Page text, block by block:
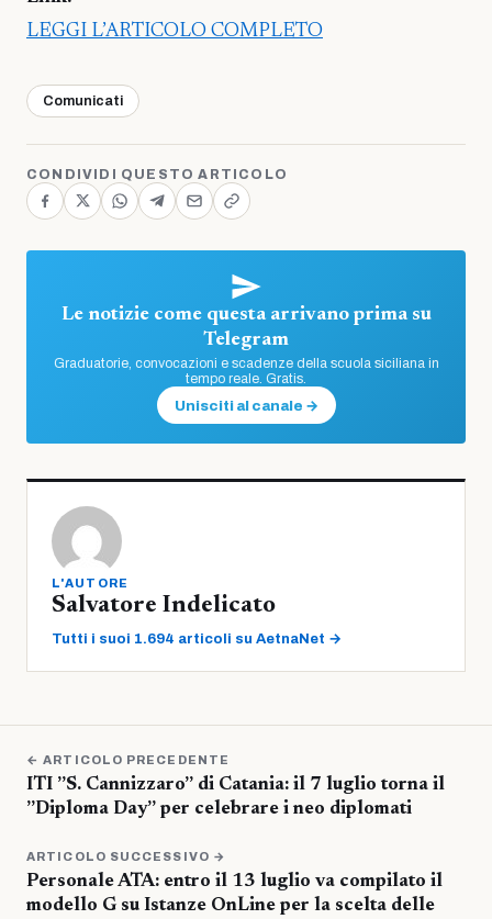
LEGGI L’ARTICOLO COMPLETO
Comunicati
CONDIVIDI QUESTO ARTICOLO
Le notizie come questa arrivano prima su
Telegram
Graduatorie, convocazioni e scadenze della scuola siciliana in
tempo reale. Gratis.
Unisciti al canale →
L'AUTORE
Salvatore Indelicato
Tutti i suoi 1.694 articoli su AetnaNet →
← ARTICOLO PRECEDENTE
ITI ”S. Cannizzaro” di Catania: il 7 luglio torna il
”Diploma Day” per celebrare i neo diplomati
ARTICOLO SUCCESSIVO →
Personale ATA: entro il 13 luglio va compilato il
modello G su Istanze OnLine per la scelta delle